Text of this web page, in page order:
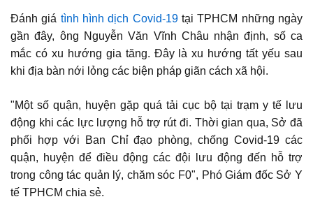
Đánh giá tình hình dịch Covid-19tại TPHCM những ngày
gần đây, ông Nguyễn Văn Vĩnh Châu nhận định, số ca
mắc có xu hướng gia tăng. Đây là xu hướng tất yếu sau
khi địa bàn nới lỏng các biện pháp giãn cách xã hội.
"Một số quận, huyện gặp quá tải cục bộ tại trạm y tế lưu
động khi các lực lượng hỗ trợ rút đi. Thời gian qua, Sở đã
phối hợp với Ban Chỉ đạo phòng, chống Covid-19 các
quận, huyện để điều động các đội lưu động đến hỗ trợ
trong công tác quản lý, chăm sóc F0", Phó Giám đốc Sở Y
tế TPHCM chia sẻ.